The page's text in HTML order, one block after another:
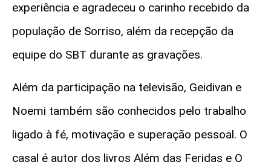
experiência e agradeceu o carinho recebido da
população de Sorriso, além da recepção da
equipe do SBT durante as gravações.
Além da participação na televisão, Geidivan e
Noemi também são conhecidos pelo trabalho
ligado à fé, motivação e superação pessoal. O
casal é autor dos livros Além das Feridas e O